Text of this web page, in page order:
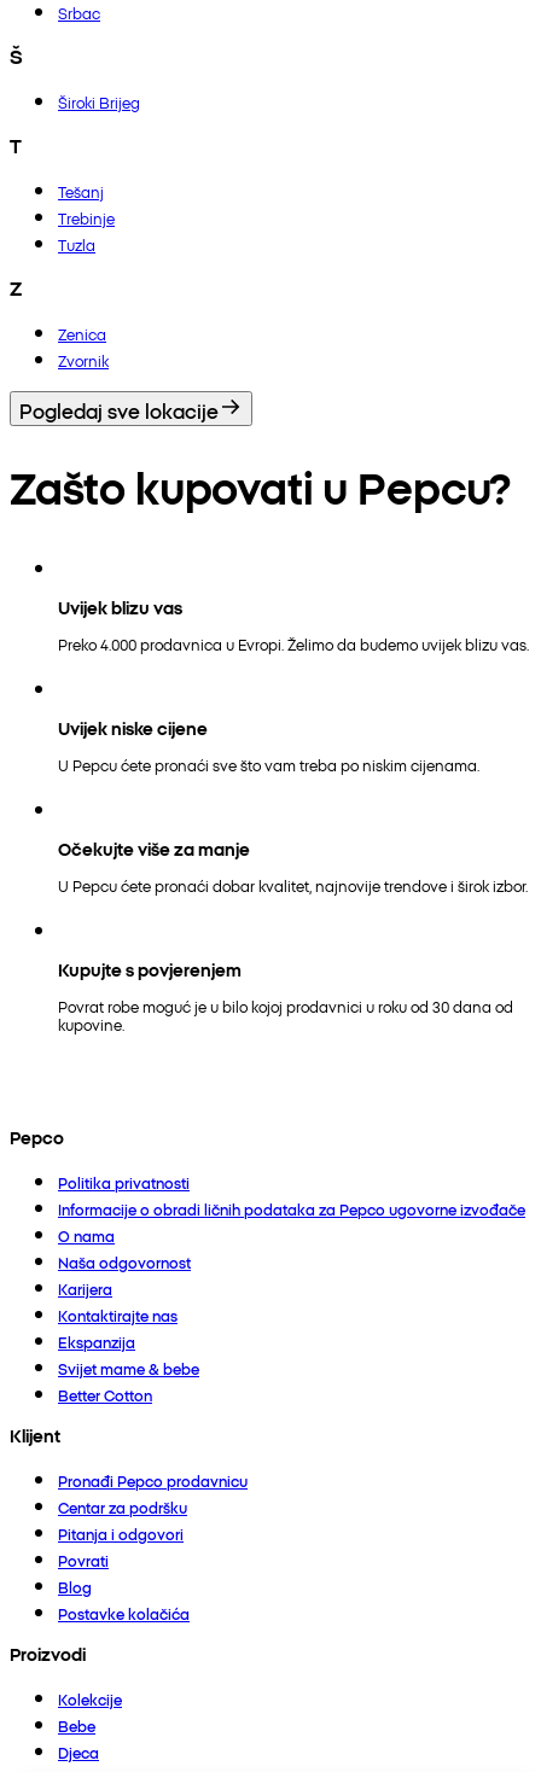
Srbac
Š
Široki Brijeg
T
Tešanj
Trebinje
Tuzla
Z
Zenica
Zvornik
Pogledaj sve lokacije
Zašto kupovati u Pepcu?
Uvijek blizu vas
Preko 4.000 prodavnica u Evropi. Želimo da budemo uvijek blizu vas.
Uvijek niske cijene
U Pepcu ćete pronaći sve što vam treba po niskim cijenama.
Očekujte više za manje
U Pepcu ćete pronaći dobar kvalitet, najnovije trendove i širok izbor.
Kupujte s povjerenjem
Povrat robe moguć je u bilo kojoj prodavnici u roku od 30 dana od
kupovine.
Pepco
Politika privatnosti
Informacije o obradi ličnih podataka za Pepco ugovorne izvođače
O nama
Naša odgovornost
Karijera
Kontaktirajte nas
Ekspanzija
Svijet mame & bebe
Better Cotton
Klijent
Pronađi Pepco prodavnicu
Centar za podršku
Pitanja i odgovori
Povrati
Blog
Postavke kolačića
Proizvodi
Kolekcije
Bebe
Djeca